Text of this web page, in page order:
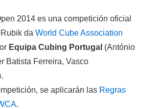
2014 es una competición oficial
da World Cube Association
Equipa Cubing Portugal (António
Batista Ferreira, Vasco
se aplicarán las Regras
.